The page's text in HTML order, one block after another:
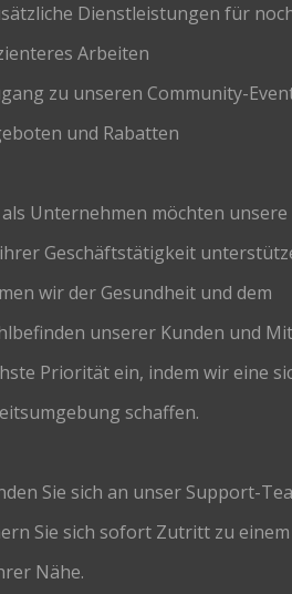
Dienstleistungen für
Arbeiten
zu unseren Community-
und Rabatten
Unternehmen möchten unsere
Geschäftstätigkeit
wir der Gesundheit und dem
unserer Kunden und
Priorität ein, indem wir eine
schaffen.
Sie sich an unser Support-
Sie sich sofort Zutritt zu
Nähe.